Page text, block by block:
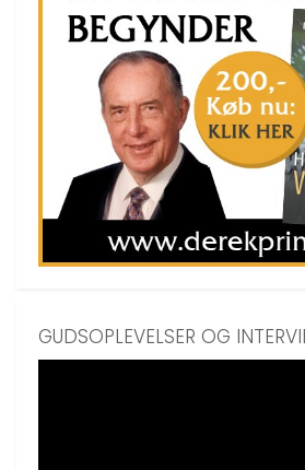
GUDSOPLEVELSER OG